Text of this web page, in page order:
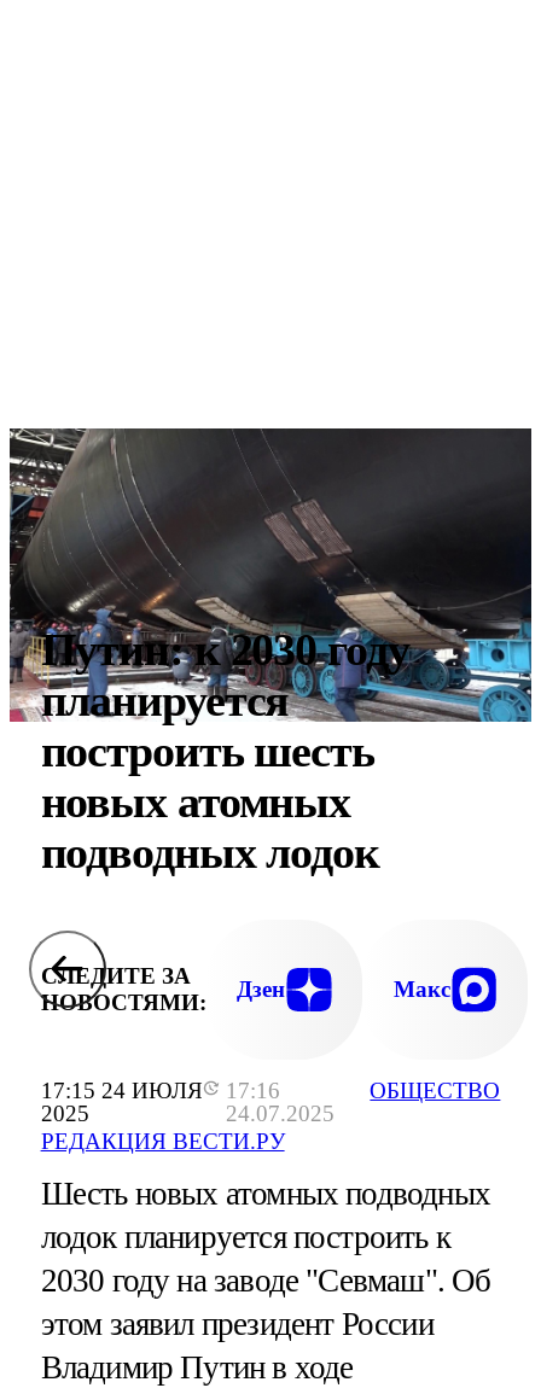
17:15 24 ИЮЛЯ
2025
17:16
24.07.2025
РЕДАКЦИЯ ВЕСТИ.РУ
ОБЩЕСТВО
Путин: к 2030 году
планируется
построить шесть
новых атомных
подводных лодок
СЛЕДИТЕ ЗА
НОВОСТЯМИ:
Дзен Макс
Шесть новых атомных подводных
лодок планируется построить к
2030 году на заводе "Севмаш". Об
этом заявил президент России
Владимир Путин в ходе